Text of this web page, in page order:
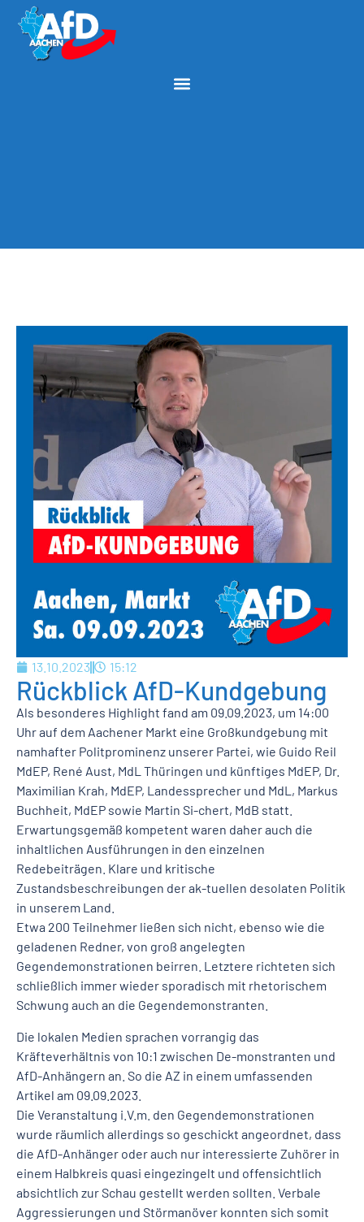
13.10.2023 15:12
Rückblick AfD-Kundgebung
Als besonderes Highlight fand am 09.09.2023, um 14:00
Uhr auf dem Aachener Markt eine Großkundgebung mit
namhafter Politprominenz unserer Partei, wie Guido Reil
MdEP, René Aust, MdL Thüringen und künftiges MdEP, Dr.
Maximilian Krah, MdEP, Landessprecher und MdL, Markus
Buchheit, MdEP sowie Martin Si-chert, MdB statt.
Erwartungsgemäß kompetent waren daher auch die
inhaltlichen Ausführungen in den einzelnen
Redebeiträgen. Klare und kritische
Zustandsbeschreibungen der ak-tuellen desolaten Politik
in unserem Land.
Etwa 200 Teilnehmer ließen sich nicht, ebenso wie die
geladenen Redner, von groß angelegten
Gegendemonstrationen beirren. Letztere richteten sich
schließlich immer wieder sporadisch mit rhetorischem
Schwung auch an die Gegendemonstranten.
Die lokalen Medien sprachen vorrangig das
Kräfteverhältnis von 10:1 zwischen De-monstranten und
AfD-Anhängern an. So die AZ in einem umfassenden
Artikel am 09.09.2023.
Die Veranstaltung i.V.m. den Gegendemonstrationen
wurde räumlich allerdings so geschickt angeordnet, dass
die AfD-Anhänger oder auch nur interessierte Zuhörer in
einem Halbkreis quasi eingezingelt und offensichtlich
absichtlich zur Schau gestellt werden sollten. Verbale
Aggressierungen und Störmanöver konnten sich somit